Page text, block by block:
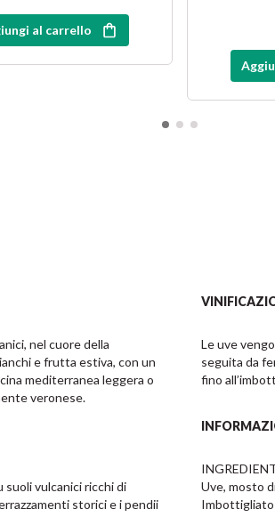
al carrello
nel cuore della
e frutta estiva, con un
mediterranea leggera o
veronese.
suoli vulcanici ricchi di
storici e i pendii
Le uve
seguita da
fino
Uve, mosto